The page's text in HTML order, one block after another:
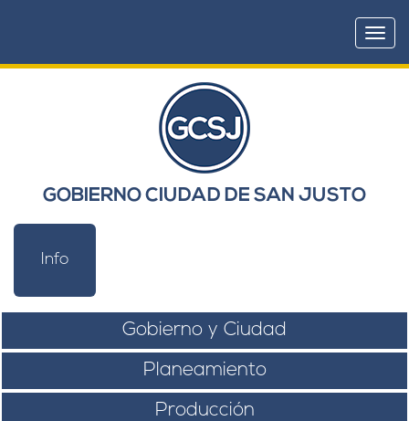
GOBIERNO CIUDAD DE SAN JUSTO
Info
Gobierno y Ciudad
Planeamiento
Producción